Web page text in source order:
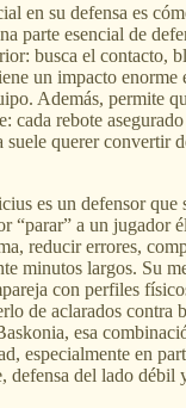
en su defensa es
parte esencial de
busca el contacto,
un impacto enorme
Además, permite
cada rebote
querer convertir
es un defensor que
“parar” a un jugador
reducir errores,
minutos largos. Su
con perfiles
de aclarados contra
esa
especialmente en
defensa del lado débil